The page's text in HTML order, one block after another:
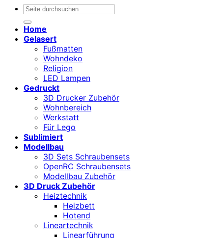
Suchen
Home
Gelasert
Fußmatten
Wohndeko
Religion
LED Lampen
Gedruckt
3D Drucker Zubehör
Wohnbereich
Werkstatt
Für Lego
Sublimiert
Modellbau
3D Sets Schraubensets
OpenRC Schraubensets
Modellbau Zubehör
3D Druck Zubehör
Heiztechnik
Heizbett
Hotend
Lineartechnik
Linearführung